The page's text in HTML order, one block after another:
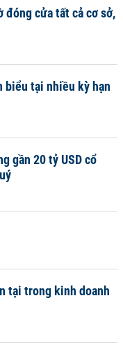
đóng cửa tất cả cơ sở,
biểu tại nhiều kỳ hạn
gần 20 tỷ USD cổ
tại trong kinh doanh